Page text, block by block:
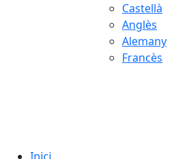
Castellà
Anglès
Alemany
Francès